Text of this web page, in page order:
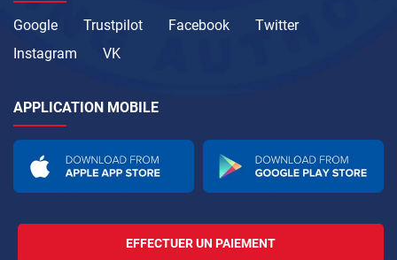
Google Trustpilot Facebook
Twitter
Instagram
VK
APPLICATION MOBILE
EFFECTUER UN PAIEMENT